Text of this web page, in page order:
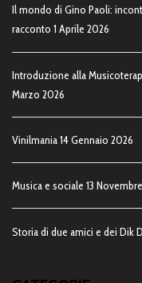
Il mondo di Gino Paoli:
racconto 1 Aprile 2026
Introduzione alla
Marzo 2026
Vinilmania14 Gennaio 2026
Musica e sociale 13
Storia di due amici e dei Dik